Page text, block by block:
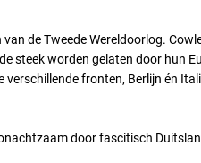
de Tweede Wereldoorlog.
steek worden gelaten door hun
fronten, Berlijn én
door fascitisch